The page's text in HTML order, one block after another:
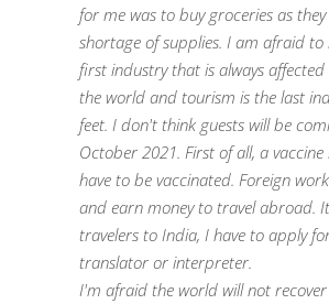
for me was to buy groceries as
shortage of supplies. I am afraid to
first industry that is always
the world and tourism is the last
feet. I don't think guests will be
October 2021. First of all, a
have to be vaccinated. Foreign
and earn money to travel abroad.
travelers to India, I have to apply
translator or interpreter.
I'm afraid the world will not